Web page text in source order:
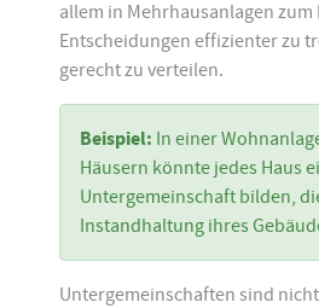
allem in Mehrhausanlagen zum
Entscheidungen effizienter zu
gerecht zu verteilen.
Beispiel: In einer
Häusern könnte jedes Haus
Untergemeinschaft bilden,
Instandhaltung ihres
Untergemeinschaften sind